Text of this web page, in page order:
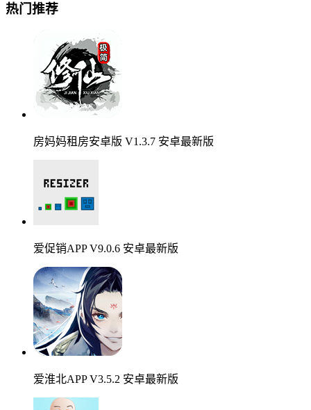
热门推荐
房妈妈租房安卓版 V1.3.7 安卓最新版
爱促销APP V9.0.6 安卓最新版
爱淮北APP V3.5.2 安卓最新版